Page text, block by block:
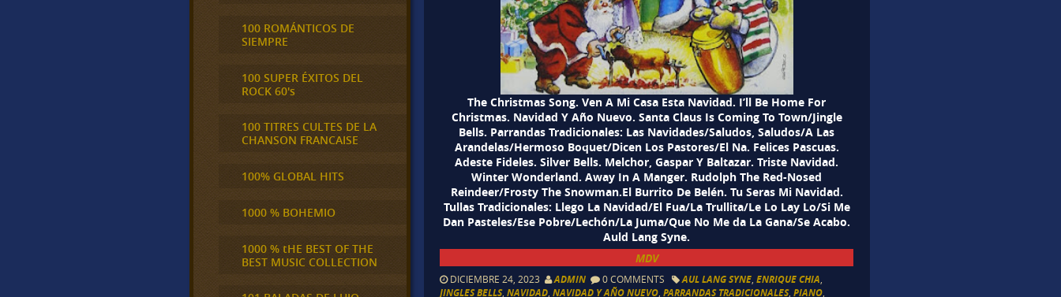
The Christmas Song. Ven A Mi Casa Esta Navidad. I’ll Be Home For
Christmas. Navidad Y Año Nuevo. Santa Claus Is Coming To Town/Jingle
Bells. Parrandas Tradicionales: Las Navidades/Saludos, Saludos/A Las
Arandelas/Hermoso Boquet/Dicen Los Pastores/El Na. Felices Pascuas.
Adeste Fideles. Silver Bells. Melchor, Gaspar Y Baltazar. Triste Navidad.
Winter Wonderland. Away In A Manger. Rudolph The Red-Nosed
Reindeer/Frosty The Snowman.El Burrito De Belén. Tu Seras Mi Navidad.
Tullas Tradicionales: Llego La Navidad/El Fua/La Trullita/Le Lo Lay Lo/Si Me
Dan Pasteles/Ese Pobre/Lechón/La Juma/Que No Me da La Gana/Se Acabo.
Auld Lang Syne.
MDV
DICIEMBRE 24, 2023 ADMIN 0 COMMENTS AUL LANG SYNE,ENRIQUE CHIA,
JINGLES BELLS,NAVIDAD,NAVIDAD Y AÑO NUEVO,PARRANDAS TRADICIONALES,PIANO,
100 ROMÁNTICOS DE
SIEMPRE
100 SUPER ÉXITOS DEL
ROCK 60's
100 TITRES CULTES DE LA
CHANSON FRANCAISE
100% GLOBAL HITS
1000 % BOHEMIO
1000 % tHE BEST OF THE
BEST MUSIC COLLECTION